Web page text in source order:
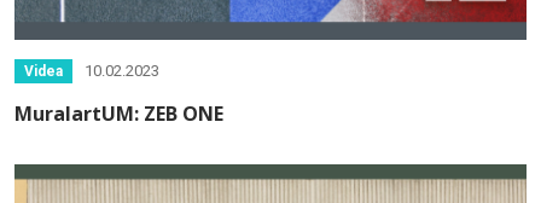
Videa 10.02.2023
MuralartUM: ZEB ONE